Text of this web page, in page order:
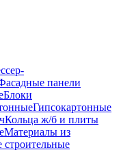
панели
Блоки
Гипсокартонные
Кольца ж/б и плиты
Материалы из
строительные